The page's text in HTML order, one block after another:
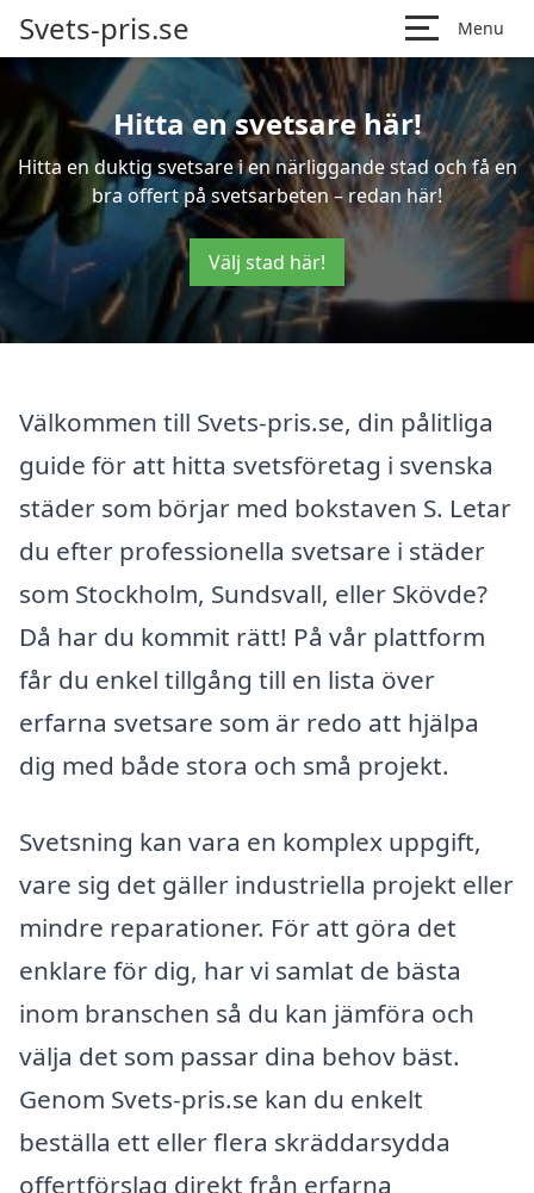
Svets-pris.se Menu
Hitta en svetsare här!
Hitta en duktig svetsare i en närliggande stad och få en
bra offert på svetsarbeten – redan här!
Välj stad här!
Välkommen till Svets-pris.se, din pålitliga
guide för att hitta svetsföretag i svenska
städer som börjar med bokstaven S. Letar
du efter professionella svetsare i städer
som Stockholm, Sundsvall, eller Skövde?
Då har du kommit rätt! På vår plattform
får du enkel tillgång till en lista över
erfarna svetsare som är redo att hjälpa
dig med både stora och små projekt.
Svetsning kan vara en komplex uppgift,
vare sig det gäller industriella projekt eller
mindre reparationer. För att göra det
enklare för dig, har vi samlat de bästa
inom branschen så du kan jämföra och
välja det som passar dina behov bäst.
Genom Svets-pris.se kan du enkelt
beställa ett eller flera skräddarsydda
offertförslag direkt från erfarna